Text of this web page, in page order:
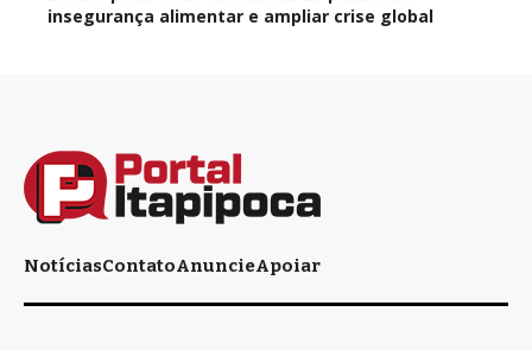
insegurança alimentar e ampliar crise global
NotíciasContatoAnuncieApoiar